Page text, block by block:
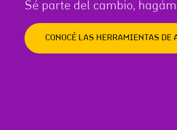
Sé parte del cambio,
CONOCÉ LAS HERRAMIENTAS DE